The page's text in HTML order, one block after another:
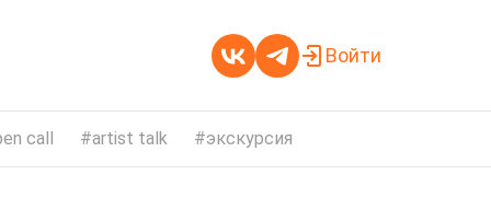
Войти
call artist talk экскурсия